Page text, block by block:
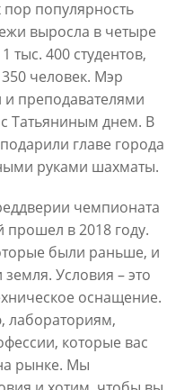
пор популярность
выросла в четыре
тыс. 400 студентов,
350 человек. Мэр
и преподавателями
Татьяниным днем. В
главе города
руками шахматы.
чемпионата
прошел в 2018 году.
были раньше, и
Условия – это
оснащение.
лабораториям,
которые вас
рынке. Мы